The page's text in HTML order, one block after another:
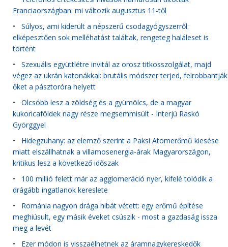
Franciaországban: mi változik augusztus 11-től
• Súlyos, ami kiderült a népszerű csodagyógyszerről:
elképesztően sok melléhatást találtak, rengeteg haláleset is
történt
• Szexuális együttlétre invitál az orosz titkosszolgálat, majd
végez az ukrán katonákkal: brutális módszer terjed, felrobbantják
őket a pásztoróra helyett
• Olcsóbb lesz a zöldség és a gyümölcs, de a magyar
kukoricaföldek nagy része megsemmisült - Interjú Raskó
Györggyel
• Hidegzuhany: az elemző szerint a Paksi Atomerőmű kiesése
miatt elszállhatnak a villamosenergia-árak Magyarországon,
kritikus lesz a következő időszak
• 100 millió felett már az agglomeráció nyer, kifelé tolódik a
drágább ingatlanok kereslete
• Románia nagyon drága hibát vétett: egy erőmű építése
meghiúsult, egy másik éveket csúszik - most a gazdaság issza
meg a levét
• Ezer módon is visszaélhetnek az áramnagykereskedők